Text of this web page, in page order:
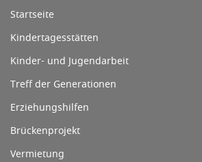
Startseite
Kindertagesstätten
Kinder- und Jugendarbeit
Treff der Generationen
Erziehungshilfen
Brückenprojekt
Vermietung